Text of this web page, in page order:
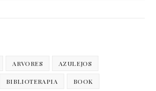
ARVORES AZULEJOS
BIBLIOTERAPIA BOOK